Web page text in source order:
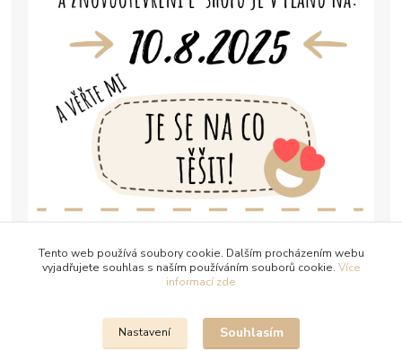
Tento web používá soubory cookie. Dalším procházením webu
vyjadřujete souhlas s naším používáním souborů cookie. Více
informací zde
Nastavení Souhlasím